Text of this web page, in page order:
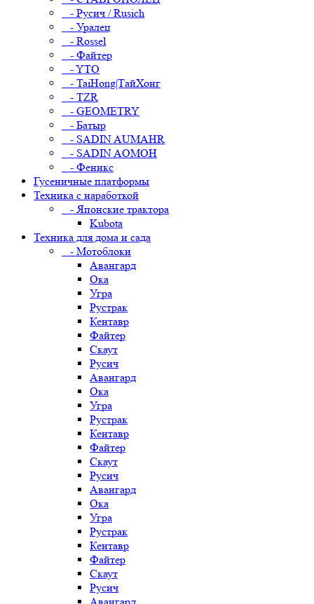
- Русич / Rusich
- Уралец
- Rossel
- Файтер
- YTO
- TaiHong|ТайХонг
- TZR
- GEOMETRY
- Батыр
- SADIN AUMAHR
- SADIN AOMOH
- Феникс
Гусеничные платформы
Техника с наработкой
- Японские трактора
Kubota
Техника для дома и сада
- Мотоблоки
Авангард
Ока
Угра
Рустрак
Кентавр
Файтер
Скаут
Русич
Авангард
Ока
Угра
Рустрак
Кентавр
Файтер
Скаут
Русич
Авангард
Ока
Угра
Рустрак
Кентавр
Файтер
Скаут
Русич